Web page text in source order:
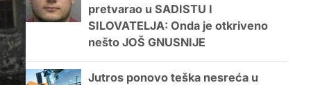
pretvarao u SADISTU I
SILOVATELJA: Onda je otkriveno
nešto JOŠ GNUSNIJE
Jutros ponovo teška nesreća u